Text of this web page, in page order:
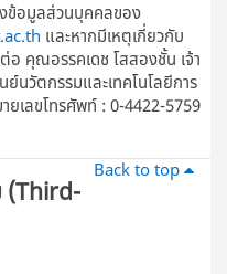
ข้อมูลส่วนบุคคลของ
และหากมีเหตุเกี่ยวกับ
คุณอรรคเดช โสสองชั้น เจ้า
นวัตกรรมและเทคโนโลยีการ
ยเลขโทรศัพท์ : 0-4422-5759
Back to top
(Third-